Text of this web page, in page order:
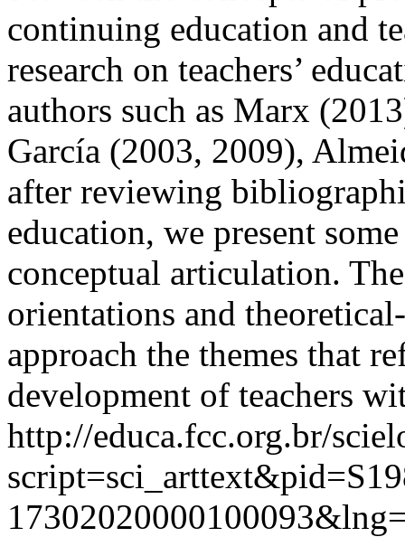
continuing education and
research on teachers’
authors such as Marx
García (2003, 2009),
after reviewing
education, we present
conceptual articulation.
orientations and
approach the themes that
development of teachers
http://educa.fcc.org.br/